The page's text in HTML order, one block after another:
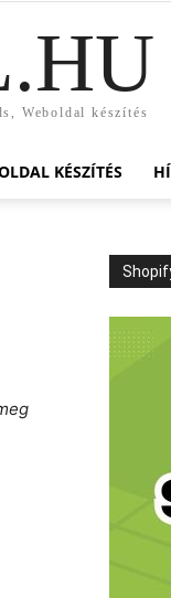
Weboldal készítés
KÉSZÍTÉS